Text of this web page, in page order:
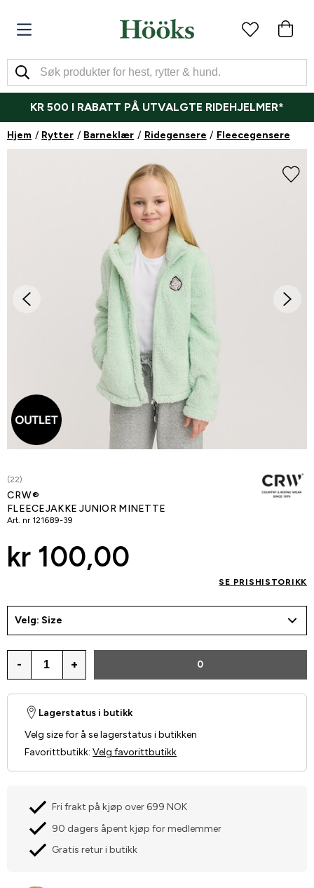
KR 500 I RABATT PÅ UTVALGTE RIDEHJELMER*
Hjem Rytter Barneklær Ridegensere Fleecegensere
(22)
CRW®
FLEECEJAKKE JUNIOR MINETTE
Art. nr 121689-39
kr 100,00
SE PRISHISTORIKK
Velg: Size
- + 0
Lagerstatus i butikk
Velg size for å se lagerstatus i butikken
Favorittbutikk: Velg favorittbutikk
Fri frakt på kjøp over 699 NOK
90 dagers åpent kjøp for medlemmer
Gratis retur i butikk